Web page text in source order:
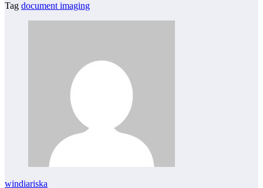
Tag document imaging
windiariska